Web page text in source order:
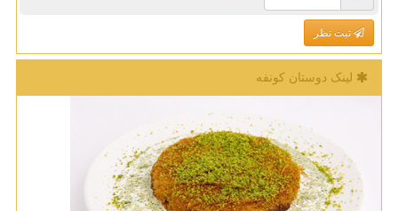
ثبت نظر
لینک دوستان كونفه